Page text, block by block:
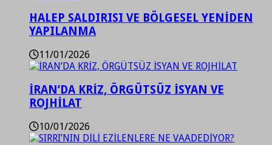
HALEP SALDIRISI VE BÖLGESEL YENİDEN
YAPILANMA
11/01/2026
İRAN’DA KRİZ, ÖRGÜTSÜZ İSYAN VE
ROJHİLAT
10/01/2026